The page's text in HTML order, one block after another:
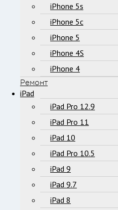
iPhone 5s
iPhone 5c
iPhone 5
iPhone 4S
iPhone 4
Ремонт
iPad
iPad Pro 12.9
iPad Pro 11
iPad 10
iPad Pro 10.5
iPad 9
iPad 9.7
iPad 8